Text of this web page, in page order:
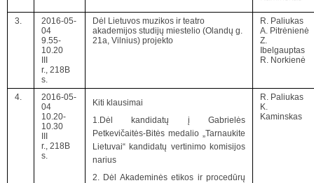
3.
2016-05-
04
9.55-
10.20
r., 218B
s.
Dėl Lietuvos muzikos ir teatro
akademijos studijų miestelio (Olandų g.
21a, Vilnius) projekto
R. Paliukas
A. Pitrėnienė
Z.
Ibelgauptas
R. Norkienė
4.
2016-05-
04
10.20-
10.30
r., 218B
s.
Kiti klausimai
1.Dėl kandidatų į Gabrielės
Petkevičaitės-Bitės medalio „Tarnaukite
Lietuvai“ kandidatų vertinimo komisijos
narius
2. Dėl Akademinės etikos ir procedūrų
R. Paliukas
K.
Kaminskas